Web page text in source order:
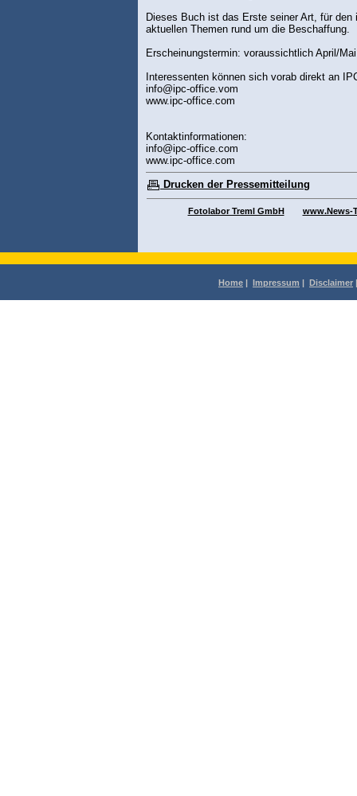
Dieses Buch ist das Erste seiner Art, für
aktuellen Themen rund um die Beschaffung.
Erscheinungstermin: voraussichtlich April/
Interessenten können sich vorab direkt an
info@ipc-office.vom
www.ipc-office.com
Kontaktinformationen:
info@ipc-office.com
www.ipc-office.com
Drucken der Pressemitteilung
Fotolabor Treml GmbH www.News-
Home | Impressum | Disclaimer